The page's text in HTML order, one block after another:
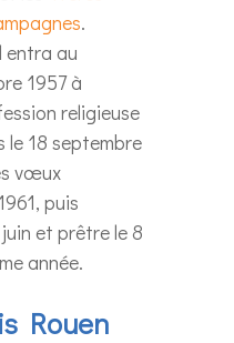
.
entra au
1957 à
religieuse
18 septembre
vœux
puis
et prêtre le 8
année.
Rouen